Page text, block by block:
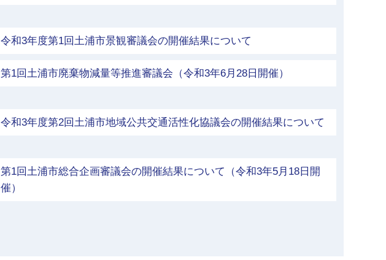
令和3年度第1回土浦市景観審議会の開催結果について
第1回土浦市廃棄物減量等推進審議会（令和3年6月28日開催）
令和3年度第2回土浦市地域公共交通活性化協議会の開催結果について
第1回土浦市総合企画審議会の開催結果について（令和3年5月18日開
催）